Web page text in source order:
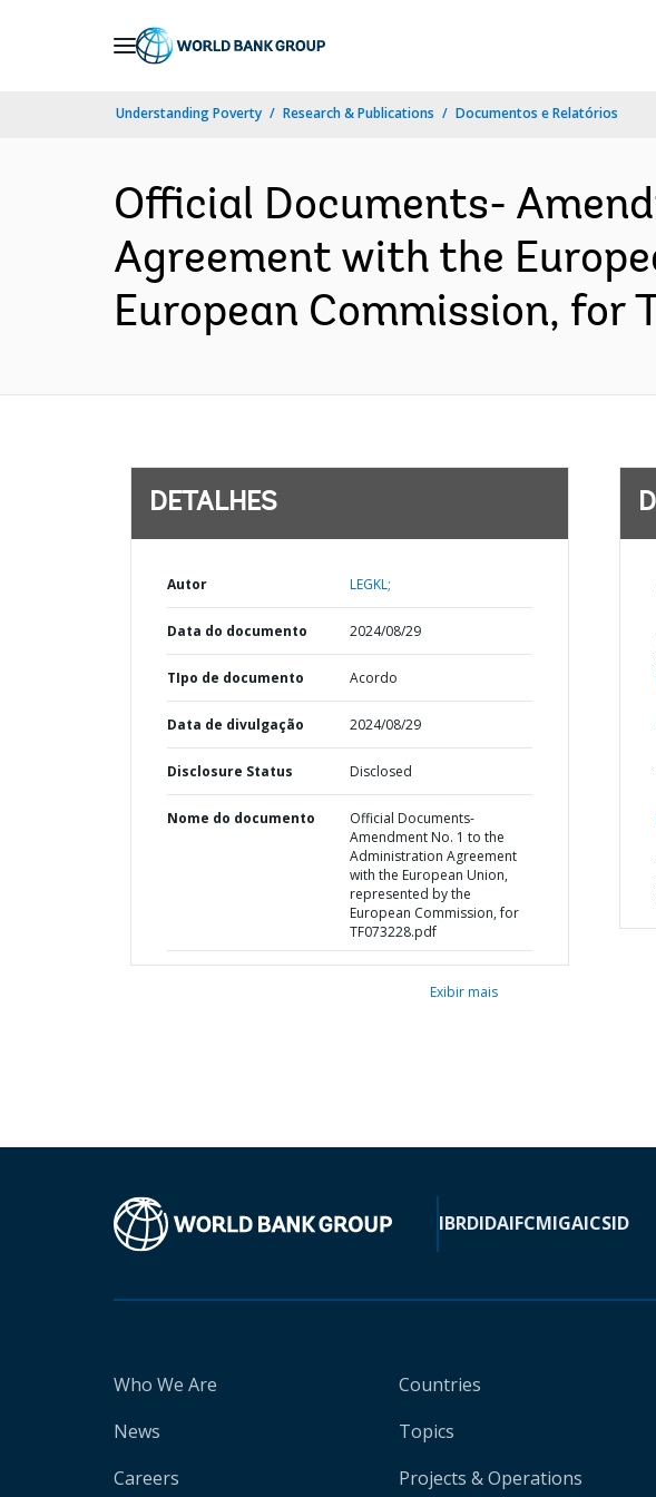
Understanding Poverty Research & Publications Documentos e Relatórios
Official Documents-
Agreement with the
European Commission, for
DETALHES
Autor LEGKL;
Data do documento 2024/08/29
TIpo de documento Acordo
Data de divulgação 2024/08/29
Disclosure Status Disclosed
Nome do documento
Official Documents-
Amendment No. 1 to the
Administration Agreement
with the European Union,
represented by the
European Commission, for
TF073228.pdf
Exibir mais
IBRDIDAIFCMIGAICSID
Who We Are
News
Careers
Countries
Topics
Projects & Operations